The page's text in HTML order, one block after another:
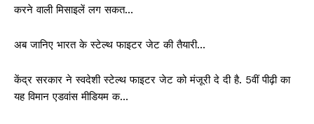
करने वाली मिसाइलें लग सकत…
अब जानिए भारत के स्टेल्थ फाइटर जेट की तैयारी…
केंद्र सरकार ने स्वदेशी स्टेल्थ फाइटर जेट को मंजूरी दे दी है. 5वीं पीढ़ी का
यह विमान एडवांस मीडियम क…